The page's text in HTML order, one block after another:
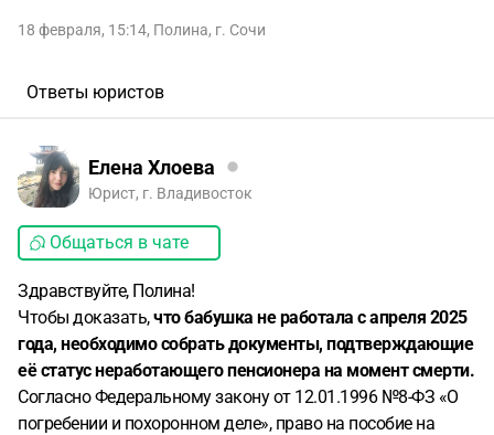
18 февраля, 15:14, Полина, г. Сочи
Ответы юристов
Елена Хлоева
Юрист, г. Владивосток
Общаться в чате
Здравствуйте, Полина!
Чтобы доказать,что бабушка не работала с апреля 2025
года, необходимо собрать документы, подтверждающие
её статус неработающего пенсионера на момент смерти.
Согласно Федеральному закону от 12.01.1996 №8-ФЗ «О
погребении и похоронном деле», право на пособие на